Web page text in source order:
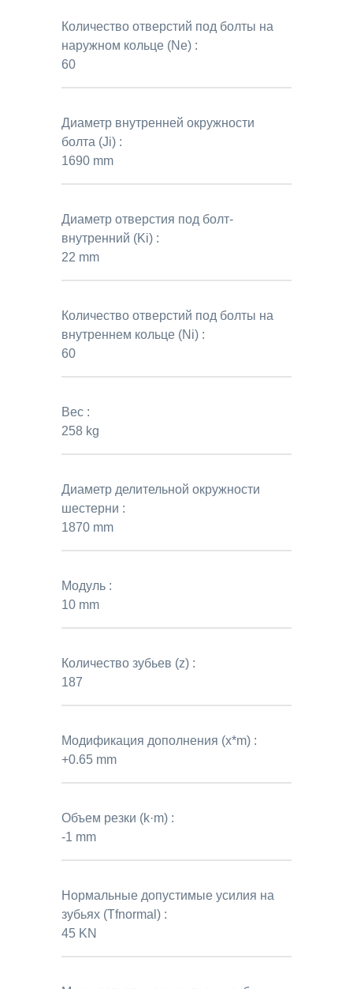
Количество отверстий под болты на
наружном кольце (Ne) :
60
Диаметр внутренней окружности
болта (Ji) :
1690 mm
Диаметр отверстия под болт-
внутренний (Ki) :
22 mm
Количество отверстий под болты на
внутреннем кольце (Ni) :
60
Вес :
258 kg
Диаметр делительной окружности
шестерни :
1870 mm
Модуль :
10 mm
Количество зубьев (z) :
187
Модификация дополнения (x*m) :
+0.65 mm
Объем резки (k·m) :
-1 mm
Нормальные допустимые усилия на
зубьях (Tfnormal) :
45 KN